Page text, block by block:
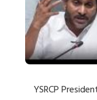
YSRCP